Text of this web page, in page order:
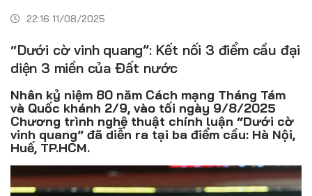
Đời sống
Thị trường
Đồ uống
Pháp luật
Khoa giáo
22:16 11/08/2025
“Dưới cờ vinh quang”: Kết nối 3 điểm cầu đại
diện 3 miền của Đất nước
Nhân kỷ niệm 80 năm Cách mạng Tháng Tám
và Quốc khánh 2/9, vào tối ngày 9/8/2025
Chương trình nghệ thuật chính luận “Dưới cờ
vinh quang” đã diễn ra tại ba điểm cầu: Hà Nội,
Huế, TP.HCM.